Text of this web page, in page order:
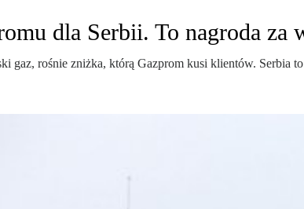
dla Serbii. To nagroda za
gaz, rośnie zniżka, którą Gazprom kusi klientów. Serbia